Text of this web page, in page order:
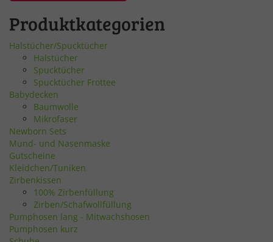
Produktkategorien
Halstücher/Spucktücher
Halstücher
Spucktücher
Spucktücher Frottee
Babydecken
Baumwolle
Mikrofaser
Newborn Sets
Mund- und Nasenmaske
Gutscheine
Kleidchen/Tuniken
Zirbenkissen
100% Zirbenfüllung
Zirben/Schafwollfüllung
Pumphosen lang - Mitwachshosen
Pumphosen kurz